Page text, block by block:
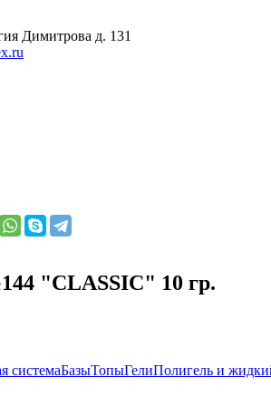
Димитрова д. 131
"CLASSIC" 10 гр.
системаБазыТопыГелиПолигель и